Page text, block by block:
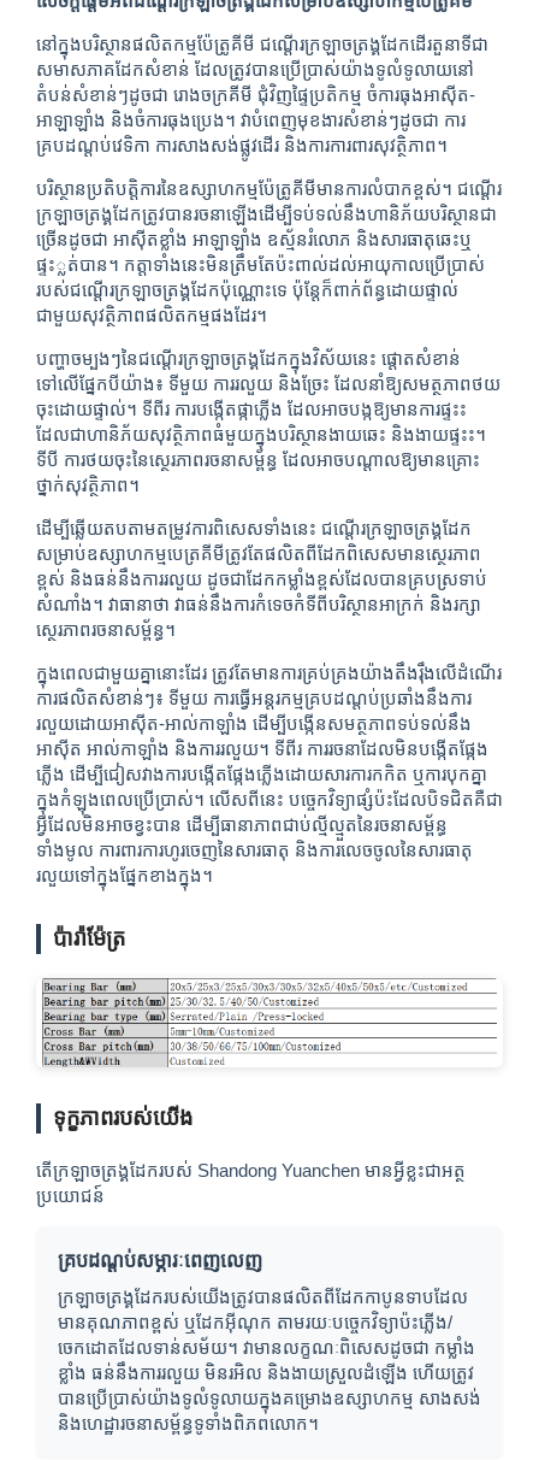
នៅក្នុងបរិស្ថានផលិតកម្មប៉ែត្រូគីមី ជណ្ដើរក្រឡាចត្រង្គដែកដើរតួនាទីជា
សមាសភាគដែកសំខាន់ ដែលត្រូវបានប្រើប្រាស់យ៉ាងទូលំទូលាយនៅ
តំបន់សំខាន់ៗដូចជា រោងចក្រគីមី ជុំវិញផ្ទៃប្រតិកម្ម ចំការធុងអាស៊ីត-
អាឡាឡាំង និងចំការធុងប្រេង។ វាបំពេញមុខងារសំខាន់ៗដូចជា ការ
គ្របដណ្តប់វេទិកា ការសាងសង់ផ្លូវដើរ និងការការពារសុវត្ថិភាព។
បរិស្ថានប្រតិបត្តិការនៃឧស្សាហកម្មប៉ែត្រូគីមីមានការលំបាកខ្ពស់។ ជណ្ដើរ
ក្រឡាចត្រង្គដែកត្រូវបានរចនាឡើងដើម្បីទប់ទល់នឹងហានិភ័យបរិស្ថានជា
ច្រើនដូចជា អាស៊ីតខ្លាំង អាឡាឡាំង ឧស្ម័នរំលោភ និងសារធាតុឆេះឬ
ផ្ទះ្លត់បាន។ កត្តាទាំងនេះមិនត្រឹមតែប៉ះពាល់ដល់អាយុកាលប្រើប្រាស់
របស់ជណ្ដើរក្រឡាចត្រង្គដែកប៉ុណ្ណោះទេ ប៉ុន្តែក៏ពាក់ព័ន្ធដោយផ្ទាល់
ជាមួយសុវត្ថិភាពផលិតកម្មផងដែរ។
បញ្ហាចម្បងៗនៃជណ្ដើរក្រឡាចត្រង្គដែកក្នុងវិស័យនេះ ផ្តោតសំខាន់
ទៅលើផ្នែកបីយ៉ាង៖ ទីមួយ ការរលួយ និងច្រែះ ដែលនាំឱ្យសមត្ថភាពថយ
ចុះដោយផ្ទាល់។ ទីពីរ ការបង្កើតផ្កាភ្លើង ដែលអាចបង្កឱ្យមានការផ្ទះះ
ដែលជាហានិភ័យសុវត្ថិភាពធំមួយក្នុងបរិស្ថានងាយឆេះ និងងាយផ្ទះះ។
ទីបី ការថយចុះនៃស្ថេរភាពរចនាសម្ព័ន្ធ ដែលអាចបណ្តាលឱ្យមានគ្រោះ
ថ្នាក់សុវត្ថិភាព។
ដើម្បីឆ្លើយតបតាមតម្រូវការពិសេសទាំងនេះ ជណ្ដើរក្រឡាចត្រង្គដែក
សម្រាប់ឧស្សាហកម្មបេត្រគីមីត្រូវតែផលិតពីដែកពិសេសមានស្ថេរភាព
ខ្ពស់ និងធន់នឹងការរលួយ ដូចជាដែកកម្លាំងខ្ពស់ដែលបានគ្របស្រទាប់
សំណាំង។ វាធានាថា វាធន់នឹងការកំទេចកំទីពីបរិស្ថានអាក្រក់ និងរក្សា
ស្ថេរភាពរចនាសម្ព័ន្ធ។
ក្នុងពេលជាមួយគ្នានោះដែរ ត្រូវតែមានការគ្រប់គ្រងយ៉ាងតឹងរ៉ឹងលើដំណើរ
ការផលិតសំខាន់ៗ៖ ទីមួយ ការធ្វើអន្តរកម្មគ្របដណ្ដប់ប្រឆាំងនឹងការ
រលួយដោយអាស៊ីត-អាល់កាឡាំង ដើម្បីបង្កើនសមត្ថភាពទប់ទល់នឹង
អាស៊ីត អាល់កាឡាំង និងការរលួយ។ ទីពីរ ការរចនាដែលមិនបង្កើតផ្កែង
ភ្លើង ដើម្បីជៀសវាងការបង្កើតផ្កែងភ្លើងដោយសារការកកិត ឬការបុកគ្នា
ក្នុងកំឡុងពេលប្រើប្រាស់។ លើសពីនេះ បច្ចេកវិទ្យាផ្សំប៉ះដែលបិទជិតគឺជា
អ្វីដែលមិនអាចខ្វះបាន ដើម្បីធានាភាពជាប់ល្មីល្មួតនៃរចនាសម្ព័ន្ធ
ទាំងមូល ការពារការហូរចេញនៃសារធាតុ និងការលេចចូលនៃសារធាតុ
រលួយទៅក្នុងផ្នែកខាងក្នុង។
ប៉ារ៉ាម៉ែត្រ
ទុក្ខភាពរបស់យើង
តើក្រឡាចត្រង្គដែករបស់ Shandong Yuanchen មានអ្វីខ្លះជាអត្ថ
ប្រយោជន៍
គ្របដណ្តប់សម្ភារៈពេញលេញ
ក្រឡាចត្រង្គដែករបស់យើងត្រូវបានផលិតពីដែកកាបូនទាបដែល
មានគុណភាពខ្ពស់ ឬដែកអ៊ីណុក តាមរយៈបច្ចេកវិទ្យាប៉ះភ្លើង/
ចេកដោតដែលទាន់សម័យ។ វាមានលក្ខណៈពិសេសដូចជា កម្លាំង
ខ្លាំង ធន់នឹងការរលួយ មិនរអិល និងងាយស្រួលដំឡើង ហើយត្រូវ
បានប្រើប្រាស់យ៉ាងទូលំទូលាយក្នុងគម្រោងឧស្សាហកម្ម សាងសង់
និងហេដ្ឋារចនាសម្ព័ន្ធទូទាំងពិភពលោក។